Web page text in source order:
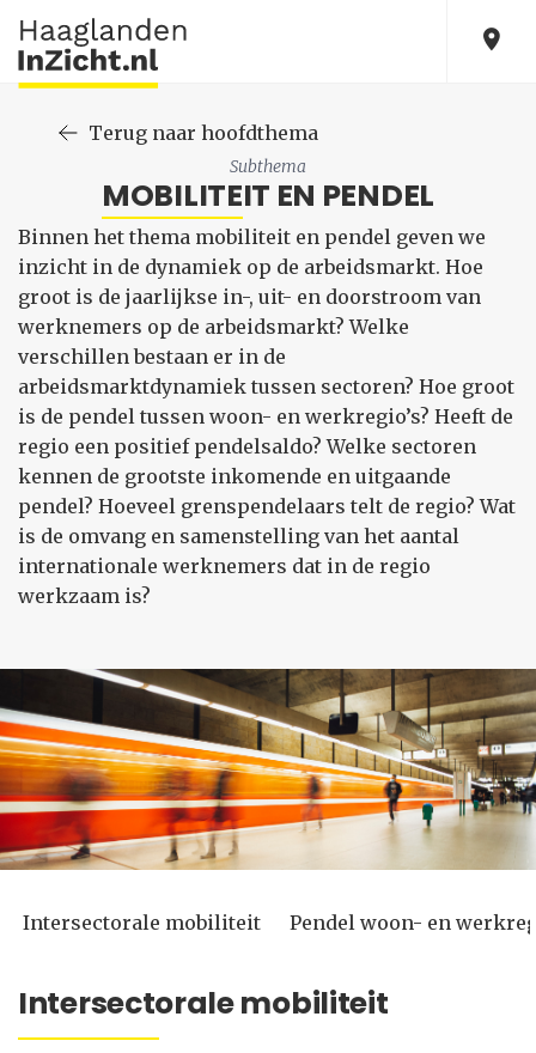
Terug naar hoofdthema
Subthema
MOBILITEIT EN PENDEL
Binnen het thema mobiliteit en pendel geven we
inzicht in de dynamiek op de arbeidsmarkt. Hoe
groot is de jaarlijkse in-, uit- en doorstroom van
werknemers op de arbeidsmarkt? Welke
verschillen bestaan er in de
arbeidsmarktdynamiek tussen sectoren? Hoe groot
is de pendel tussen woon- en werkregio’s? Heeft de
regio een positief pendelsaldo? Welke sectoren
kennen de grootste inkomende en uitgaande
pendel? Hoeveel grenspendelaars telt de regio? Wat
is de omvang en samenstelling van het aantal
internationale werknemers dat in de regio
werkzaam is?
Intersectorale mobiliteit Pendel woon- en
Intersectorale mobiliteit